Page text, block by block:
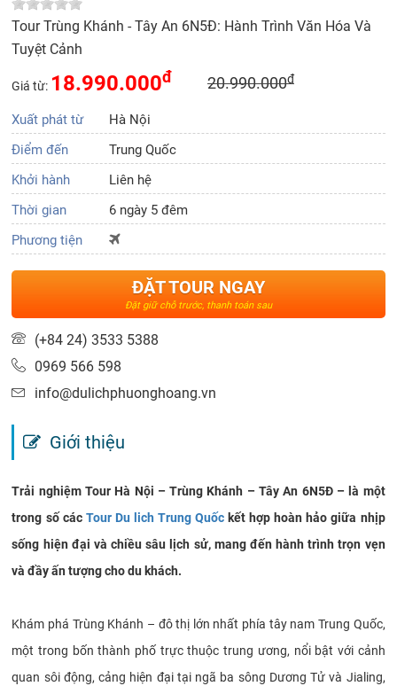
Tour Trùng Khánh - Tây An 6N5Đ: Hành Trình Văn Hóa Và
Tuyệt Cảnh
Giá từ: 18.990.000đ 20.990.000đ
Xuất phát từ
Hà Nội
Điểm đến
Trung Quốc
Khởi hành
Liên hệ
Thời gian
6 ngày 5 đêm
Phương tiện
ĐẶT TOUR NGAY
Đặt giữ chỗ trước, thanh toán sau
(+84 24) 3533 5388
0969 566 598
info@dulichphuonghoang.vn
Giới thiệu
Trải nghiệm Tour Hà Nội – Trùng Khánh – Tây An 6N5Đ – là một
trong số các Tour Du lich Trung Quốc kết hợp hoàn hảo giữa nhịp
sống hiện đại và chiều sâu lịch sử, mang đến hành trình trọn vẹn
và đầy ấn tượng cho du khách.
Khám phá Trùng Khánh – đô thị lớn nhất phía tây nam Trung Quốc,
một trong bốn thành phố trực thuộc trung ương, nổi bật với cảnh
quan sôi động, cảng hiện đại tại ngã ba sông Dương Tử và Jialing,